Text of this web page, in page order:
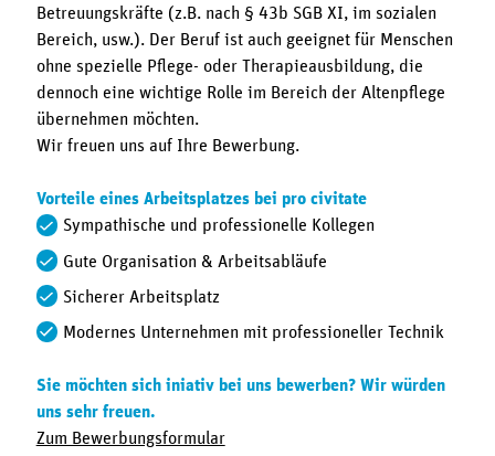
Betreuungskräfte (z.B. nach § 43b SGB XI, im sozialen
Bereich, usw.). Der Beruf ist auch geeignet für Menschen
ohne spezielle Pflege- oder Therapieausbildung, die
dennoch eine wichtige Rolle im Bereich der Altenpflege
übernehmen möchten.
Wir freuen uns auf Ihre Bewerbung.
Vorteile eines Arbeitsplatzes bei pro civitate
Sympathische und professionelle Kollegen
Gute Organisation & Arbeitsabläufe
Sicherer Arbeitsplatz
Modernes Unternehmen mit professioneller Technik
Sie möchten sich iniativ bei uns bewerben? Wir würden
uns sehr freuen.
Zum Bewerbungsformular